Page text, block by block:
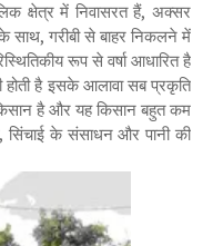
क्षेत्र में निवासरत हैं, अक्सर
साथ, गरीबी से बाहर निकलने में
रूप से वर्षा आधारित है
है इसके आलावा सब प्रकृति
है और यह किसान बहुत कम
सिंचाई के संसाधन और पानी की